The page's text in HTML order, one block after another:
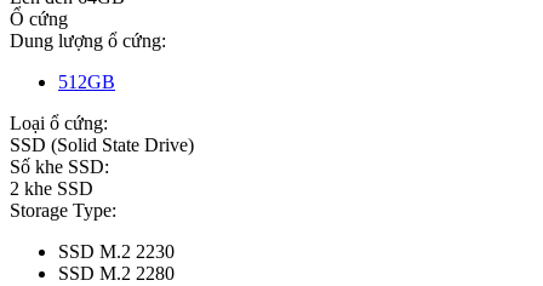
Ổ cứng
Dung lượng ổ cứng:
512GB
Loại ổ cứng:
SSD (Solid State Drive)
Số khe SSD:
2 khe SSD
Storage Type:
SSD M.2 2230
SSD M.2 2280